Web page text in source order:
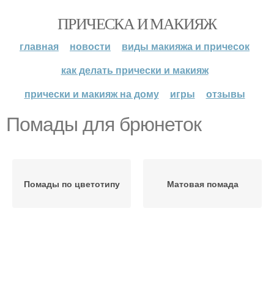
ПРИЧЕСКА И МАКИЯЖ
главная новости
виды макияжа и причесок
как делать прически и макияж
прически и макияж на дому
игры отзывы
Помады для брюнеток
Помады по цветотипу Матовая помада